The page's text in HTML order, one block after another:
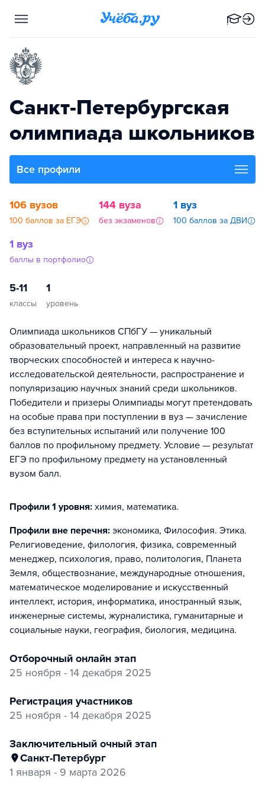
Санкт-Петербургская
олимпиада школьников
Все профили
106 вузов
100 баллов за ЕГЭ
144 вуза
без экзаменов
1 вуз
100 баллов за ДВИ
1 вуз
баллы в портфолио
5-11
классы
1
уровень
Олимпиада школьников СПбГУ — уникальный
образовательный проект, направленный на развитие
творческих способностей и интереса к научно-
исследовательской деятельности, распространение и
популяризацию научных знаний среди школьников.
Победители и призеры Олимпиады могут претендовать
на особые права при поступлении в вуз — зачисление
без вступительных испытаний или получение 100
баллов по профильному предмету. Условие — результат
ЕГЭ по профильному предмету на установленный
вузом балл.
Профили 1 уровня: химия, математика.
Профили вне перечня: экономика, Философия. Этика.
Религиоведение, филология, физика, современный
менеджер, психология, право, политология, Планета
Земля, обществознание, международные отношения,
математическое моделирование и искусственный
интеллект, история, информатика, иностранный язык,
инженерные системы, журналистика, гуманитарные и
социальные науки, география, биология, медицина.
отборочный онлайн этап
25 ноября - 14 декабря 2025
регистрация участников
25 ноября - 14 декабря 2025
заключительный очный этап
Санкт-Петербург
1 января - 9 марта 2026